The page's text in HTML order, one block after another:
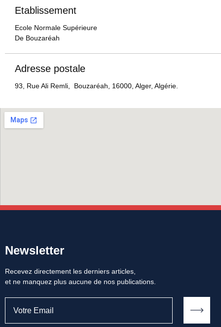
Etablissement
Ecole Normale Supérieure
De Bouzaréah
Adresse postale
93, Rue Ali Remli, Bouzaréah, 16000, Alger, Algérie.
Newsletter
Recevez directement les derniers articles,
et ne manquez plus aucune de nos publications.